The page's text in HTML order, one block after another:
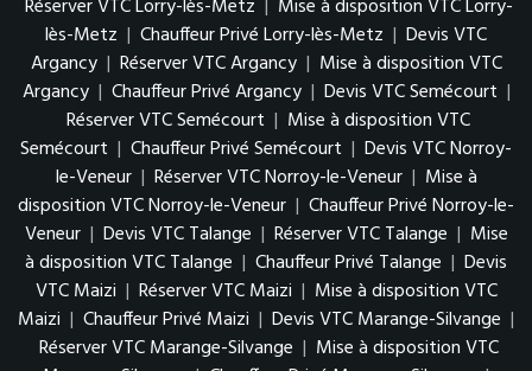
Réserver VTC Lorry-lès-Metz | Mise à disposition VTC Lorry-
lès-Metz | Chauffeur Privé Lorry-lès-Metz | Devis VTC
Argancy | Réserver VTC Argancy | Mise à disposition VTC
Argancy | Chauffeur Privé Argancy | Devis VTC Semécourt |
Réserver VTC Semécourt | Mise à disposition VTC
Semécourt | Chauffeur Privé Semécourt | Devis VTC Norroy-
le-Veneur | Réserver VTC Norroy-le-Veneur | Mise à
disposition VTC Norroy-le-Veneur | Chauffeur Privé Norroy-le-
Veneur | Devis VTC Talange | Réserver VTC Talange | Mise
à disposition VTC Talange | Chauffeur Privé Talange | Devis
VTC Maizi | Réserver VTC Maizi | Mise à disposition VTC
Maizi | Chauffeur Privé Maizi | Devis VTC Marange-Silvange |
Réserver VTC Marange-Silvange | Mise à disposition VTC